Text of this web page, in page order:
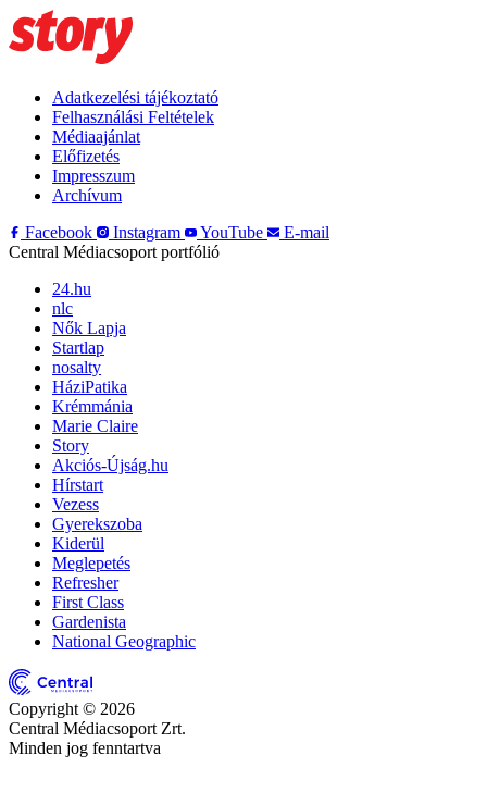
Adatkezelési tájékoztató
Felhasználási Feltételek
Médiaajánlat
Előfizetés
Impresszum
Archívum
Facebook
Instagram YouTube
E-mail
Central Médiacsoport portfólió
24.hu
nlc
Nők Lapja
Startlap
nosalty
HáziPatika
Krémmánia
Marie Claire
Story
Akciós-Újság.hu
Hírstart
Vezess
Gyerekszoba
Kiderül
Meglepetés
Refresher
First Class
Gardenista
National Geographic
Copyright © 2026
Central Médiacsoport Zrt.
Minden jog fenntartva